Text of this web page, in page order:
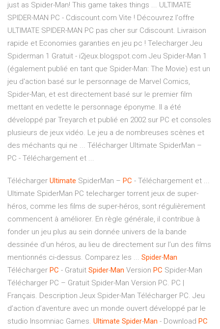
just as Spider-Man! This game takes things ... ULTIMATE
SPIDER-MAN PC - Cdiscount.com Vite ! Découvrez l'offre
ULTIMATE SPIDER-MAN PC pas cher sur Cdiscount. Livraison
rapide et Economies garanties en jeu pc ! Telecharger Jeu
Spiderman 1 Gratuit - i2jeux.blogspot.com Jeu Spider-Man 1
(également publié en tant que Spider-Man: The Movie) est un
jeu d'action basé sur le personnage de Marvel Comics,
Spider-Man, et est directement basé sur le premier film
mettant en vedette le personnage éponyme. Il a été
développé par Treyarch et publié en 2002 sur PC et consoles
plusieurs de jeux vidéo. Le jeu a de nombreuses scènes et
des méchants qui ne ... Télécharger Ultimate SpiderMan –
PC - Téléchargement et ...
Télécharger Ultimate SpiderMan – PC - Téléchargement et ...
Ultimate SpiderMan PC telecharger torrent jeux de super-
héros, comme les films de super-héros, sont régulièrement
commencent à améliorer. En règle générale, il contribue à
fonder un jeu plus au sein donnée univers de la bande
dessinée d’un héros, au lieu de directement sur l’un des films
mentionnés ci-dessus. Comparez les ... Spider-Man
Télécharger PC - Gratuit Spider-Man Version PC Spider-Man
Télécharger PC – Gratuit Spider-Man Version PC. PC |
Français. Description Jeux Spider-Man Télécharger PC. Jeu
d’action d’aventure avec un monde ouvert développé par le
studio Insomniac Games. Ultimate Spider-Man - Download PC